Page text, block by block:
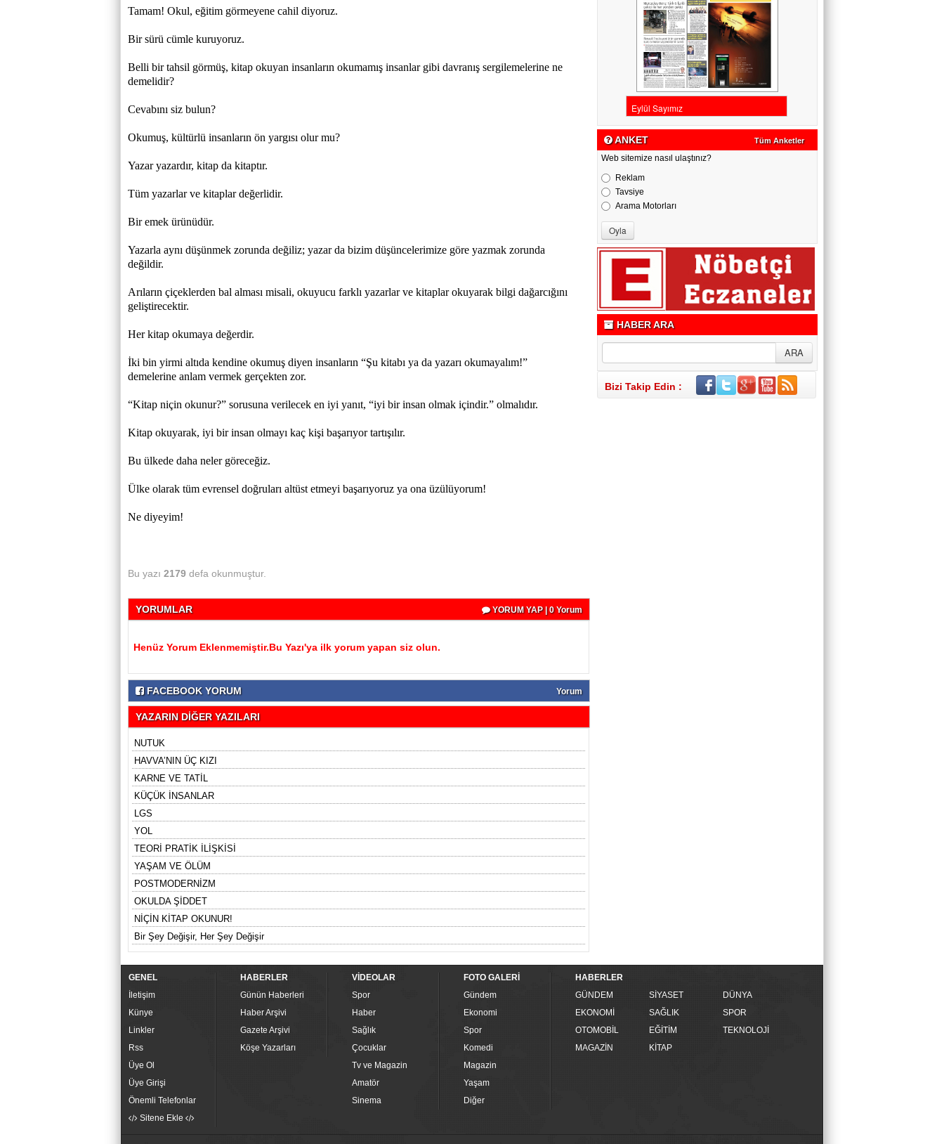
Tamam! Okul, eğitim görmeyene cahil diyoruz.
Bir sürü cümle kuruyoruz.
Belli bir tahsil görmüş, kitap okuyan insanların okumamış insanlar gibi davranış sergilemelerine ne
demelidir?
Cevabını siz bulun?
Okumuş, kültürlü insanların ön yargısı olur mu?
Yazar yazardır, kitap da kitaptır.
Tüm yazarlar ve kitaplar değerlidir.
Bir emek ürünüdür.
Yazarla aynı düşünmek zorunda değiliz; yazar da bizim düşüncelerimize göre yazmak zorunda
değildir.
Arıların çiçeklerden bal alması misali, okuyucu farklı yazarlar ve kitaplar okuyarak bilgi dağarcığını
geliştirecektir.
Her kitap okumaya değerdir.
İki bin yirmi altıda kendine okumuş diyen insanların “Şu kitabı ya da yazarı okumayalım!”
demelerine anlam vermek gerçekten zor.
“Kitap niçin okunur?” sorusuna verilecek en iyi yanıt, “iyi bir insan olmak içindir.” olmalıdır.
Kitap okuyarak, iyi bir insan olmayı kaç kişi başarıyor tartışılır.
Bu ülkede daha neler göreceğiz.
Ülke olarak tüm evrensel doğruları altüst etmeyi başarıyoruz ya ona üzülüyorum!
Ne diyeyim!
Bu yazı 2179 defa okunmuştur.
YORUMLAR YORUM YAP | 0 Yorum
Henüz Yorum Eklenmemiştir.Bu Yazı'ya ilk yorum yapan siz olun.
FACEBOOK YORUM Yorum
YAZARIN DİĞER YAZILARI
NUTUK
HAVVA’NIN ÜÇ KIZI
KARNE VE TATİL
KÜÇÜK İNSANLAR
LGS
YOL
TEORİ PRATİK İLİŞKİSİ
YAŞAM VE ÖLÜM
POSTMODERNİZM
OKULDA ŞİDDET
NİÇİN KİTAP OKUNUR!
Bir Şey Değişir, Her Şey Değişir
ANKET Tüm Anketler
Web sitemize nasıl ulaştınız?
Reklam
Tavsiye
Arama Motorları
HABER ARA
Bizi Takip Edin :
GENEL
İletişim
Künye
Linkler
Rss
Üye Ol
Üye Girişi
Önemli Telefonlar
Sitene Ekle
HABERLER
Günün Haberleri
Haber Arşivi
Gazete Arşivi
Köşe Yazarları
VİDEOLAR
Spor
Haber
Sağlık
Çocuklar
Tv ve Magazin
Amatör
Sinema
FOTO GALERİ
Gündem
Ekonomi
Spor
Komedi
Magazin
Yaşam
Diğer
HABERLER
GÜNDEM
SİYASET
DÜNYA
EKONOMİ
SAĞLIK
SPOR
OTOMOBİL
EĞİTİM
TEKNOLOJİ
MAGAZİN
KİTAP